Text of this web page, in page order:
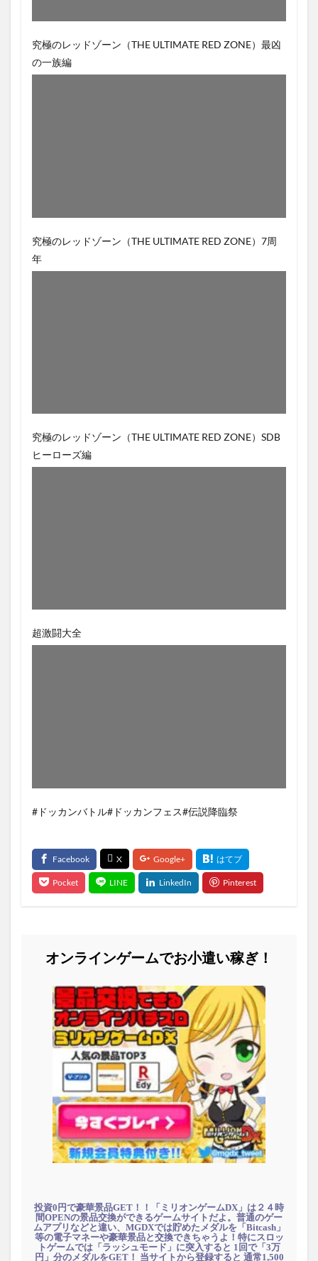
究極のレッドゾーン（THE ULTIMATE RED ZONE）最凶
の一族編
究極のレッドゾーン（THE ULTIMATE RED ZONE）7周
年
究極のレッドゾーン（THE ULTIMATE RED ZONE）SDB
ヒーローズ編
超激闘大全
#ドッカンバトル#ドッカンフェス#伝説降臨祭
オンラインゲームでお小遣い稼ぎ！
投資0円で豪華景品GET！！「ミリオンゲームDX」は２４時
間OPENの景品交換ができるゲームサイトだよ。普通のゲー
ムアプリなどと違い、MGDXでは貯めたメダルを「Bitcash」
等の電子マネーや豪華景品と交換できちゃうよ！特にスロッ
トゲームでは「ラッシュモード」に突入すると 1回で「3万
円」分のメダルをGET！ 当サイトから登録すると 通常1,500